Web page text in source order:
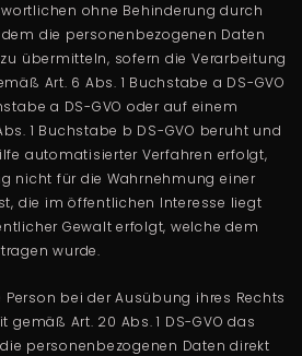
ohne Behinderung durch
die personenbezogenen Daten
übermitteln, sofern die Verarbeitung
Art. 6 Abs. 1 Buchstabe a DS-GVO
a DS-GVO oder auf einem
1 Buchstabe b DS-GVO beruht und
automatisierter Verfahren erfolgt,
nicht für die Wahrnehmung einer
die im öffentlichen Interesse liegt
Gewalt erfolgt, welche dem
wurde.
bei der Ausübung ihres Rechts
Art. 20 Abs. 1 DS-GVO das
personenbezogenen Daten direkt